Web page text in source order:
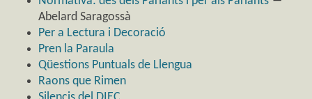
Abelard Saragossà
Per a Lectura i Decoració
Pren la Paraula
Qüestions Puntuals de Llengua
Raons que Rimen